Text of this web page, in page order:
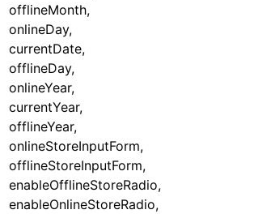
offlineMonth,
onlineDay,
currentDate,
offlineDay,
onlineYear,
currentYear,
offlineYear,
onlineStoreInputForm,
offlineStoreInputForm,
enableOfflineStoreRadio,
enableOnlineStoreRadio,